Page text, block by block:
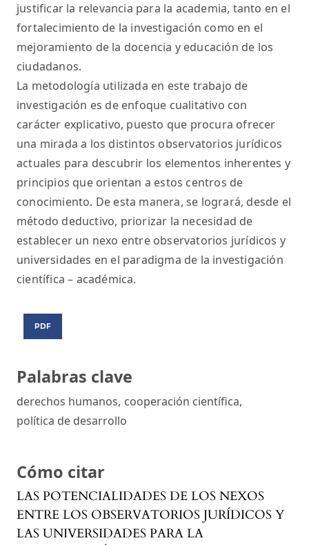
Palabras clave
derechos humanos, cooperación científica,
política de desarrollo
Cómo citar
LAS POTENCIALIDADES DE LOS NEXOS
ENTRE LOS OBSERVATORIOS JURÍDICOS Y
LAS UNIVERSIDADES PARA LA
justificar la relevancia para la academia, tanto en el
fortalecimiento de la investigación como en el
mejoramiento de la docencia y educación de los
ciudadanos.
La metodología utilizada en este trabajo de
investigación es de enfoque cualitativo con
carácter explicativo, puesto que procura ofrecer
una mirada a los distintos observatorios jurídicos
actuales para descubrir los elementos inherentes y
principios que orientan a estos centros de
conocimiento. De esta manera, se logrará, desde el
método deductivo, priorizar la necesidad de
establecer un nexo entre observatorios jurídicos y
universidades en el paradigma de la investigación
científica – académica.
PDF